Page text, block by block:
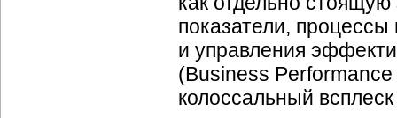
показатели,
и управления
(Business
колоссальный